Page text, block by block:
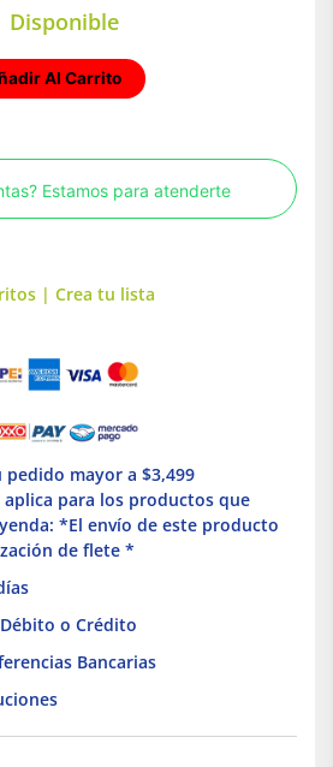
Disponible
Al Carrito
Estamos para atenderte
| Crea tu lista
mayor a $3,499
para los productos que
*El envío de este producto
de flete *
o Crédito
Bancarias